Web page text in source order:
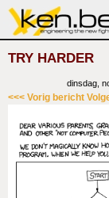
TRY HARDER
dinsdag,
<<< Vorig bericht